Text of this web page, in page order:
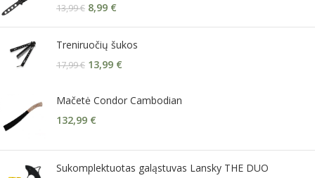
13,99€ 8,99 €
Treniruočių šukos
17,99€ 13,99 €
Mačetė Condor Cambodian
132,99 €
Sukomplektuotas galąstuvas Lansky THE DUO